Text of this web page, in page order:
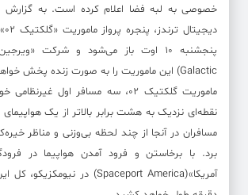
خصوصی به لبه فضا اعلام کرده است. به گزارش
Galactic) این ماموریت را به صورت زنده پخش خواهد کرد.
ماموریت گلکتیک ۰۲، سه مسافر اول
نقطه‌ای نزدیک به هشت برابر بالاتر از یک
مسافران در آنجا از چند لحظه بی‌وزنی و مناظر
برد. با برخاستن و فرود آمدن هواپیما در